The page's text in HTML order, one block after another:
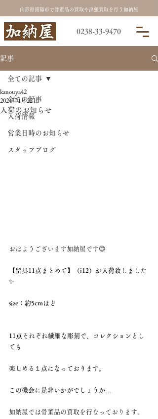
0238-33-9470
山形県南陽市で骨董品の買取や出張買取を行う加納屋
記事
全ての記事
入荷情報
営業日時のお知らせ
スタッフブログ
全ての記事
入荷のお知らせ
kanouya42
2024年1月22日
おはようございます加納屋です😊
【留具11点まとめて】（i12）が入荷致しました
✨
size：約5cmほど
11点それぞれ繊細な彫刻で、コレクションとし
ても
楽しめる１点になっております。
この機会に是非いかがでしょうか…
加納屋では骨董品の買取を行なっております。